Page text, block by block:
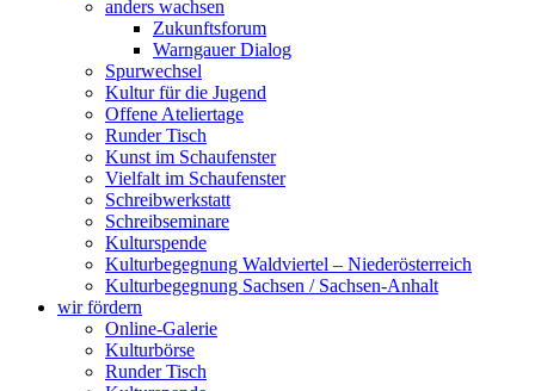
anders wachsen
Zukunftsforum
Warngauer Dialog
Spurwechsel
Kultur für die Jugend
Offene Ateliertage
Runder Tisch
Kunst im Schaufenster
Vielfalt im Schaufenster
Schreibwerkstatt
Schreibseminare
Kulturspende
Kulturbegegnung Waldviertel – Niederösterreich
Kulturbegegnung Sachsen / Sachsen-Anhalt
wir fördern
Online-Galerie
Kulturbörse
Runder Tisch